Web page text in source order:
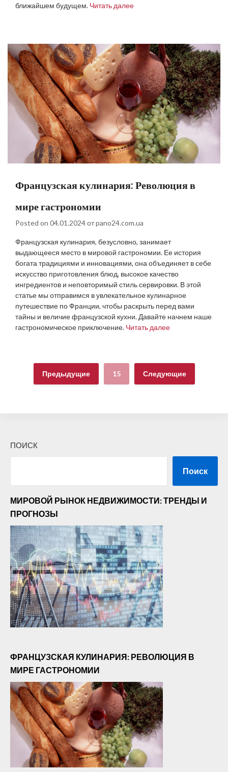
ближайшем будущем. Читать далее
Французская кулинария: Революция в
мире гастрономии
Posted on 04.01.2024отpano24.com.ua
Французская кулинария, безусловно, занимает
выдающееся место в мировой гастрономии. Ее история
богата традициями и инновациями, она объединяет в себе
искусство приготовления блюд, высокое качество
ингредиентов и неповторимый стиль сервировки. В этой
статье мы отправимся в увлекательное кулинарное
путешествие по Франции, чтобы раскрыть перед вами
тайны и величие французской кухни. Давайте начнем наше
гастрономическое приключение. Читать далее
Предыдущие 15 Следующие
ПОИСК
Поиск
МИРОВОЙ РЫНОК НЕДВИЖИМОСТИ: ТРЕНДЫ И
ПРОГНОЗЫ
ФРАНЦУЗСКАЯ КУЛИНАРИЯ: РЕВОЛЮЦИЯ В
МИРЕ ГАСТРОНОМИИ